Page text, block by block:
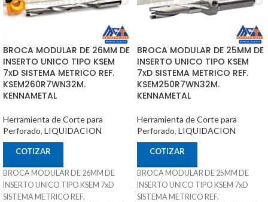
BROCA MODULAR DE 26MM DE
INSERTO UNICO TIPO KSEM
7xD SISTEMA METRICO REF.
KSEM260R7WN32M.
KENNAMETAL
Herramienta de Corte para
Perforado, LIQUIDACION
COTIZAR
BROCA MODULAR DE 26MM DE
INSERTO UNICO TIPO KSEM 7xD
SISTEMA METRICO REF.
BROCA MODULAR DE 25MM DE
INSERTO UNICO TIPO KSEM
7xD SISTEMA METRICO REF.
KSEM250R7WN32M.
KENNAMETAL
Herramienta de Corte para
Perforado, LIQUIDACION
COTIZAR
BROCA MODULAR DE 25MM DE
INSERTO UNICO TIPO KSEM 7xD
SISTEMA METRICO REF.